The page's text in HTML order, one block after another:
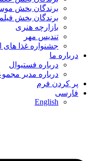
برندگان بخش
برندگان بخش
بازارچه هنری
تندیس مهر
جشنواره غذا های
درباره ما
درباره فستیوال
درباره مدیر
پر کردن فرم
فارسی
English